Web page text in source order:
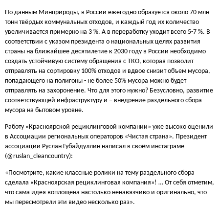
По данным Минприроды, в России ежегодно образуется около 70 млн
тонн твёрдых коммунальных отходов, и каждый год их количество
увеличивается примерно на 3 %. А в переработку уходит всего 5-7 %. В
соответствии с указом президента о национальных целях развития
страны на ближайшее десятилетие к 2030 году в России необходимо
создать устойчивую систему обращения с ТКО, которая позволит
отправлять на сортировку 100% отходов и вдвое снизит объем мусора,
попадающего на полигоны - не более 50% мусора можно будет
отправлять на захоронение. Что для этого нужно? Безусловно, развитие
соответствующей инфраструктуру и – внедрение раздельного сбора
мусора на бытовом уровне.
Работу «Красноярской рециклинговой компании» уже высоко оценили
в Ассоциации региональных операторов «Чистая страна». Президент
ассоциации Руслан Губайдуллин написал в своём инстаграме
(@ruslan_cleancountry):
«Посмотрите, какие классные ролики на тему раздельного сбора
сделала «Красноярская рециклинговая компания»! … От себя отметим,
что сама идея воплощена настолько ненавязчиво и оригинально, что
мы пересмотрели эти видео несколько раз».